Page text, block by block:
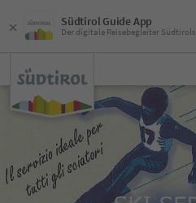
Südtirol Guide App
Der digitale Reisebegleiter Südtirols